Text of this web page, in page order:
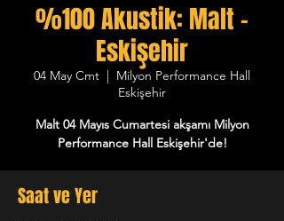
%100 Akustik: Malt -
Eskişehir
04 May Cmt
  |
Milyon Performance Hall
Eskişehir
Malt 04 Mayıs Cumartesi akşamı Milyon
Performance Hall Eskişehir'de!
Saat ve Yer